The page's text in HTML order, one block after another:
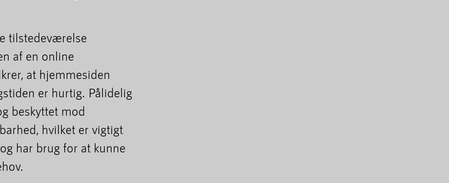
tilstedeværelse
af en online
at hjemmesiden
er hurtig. Pålidelig
beskyttet mod
hvilket er vigtigt
har brug for at kunne